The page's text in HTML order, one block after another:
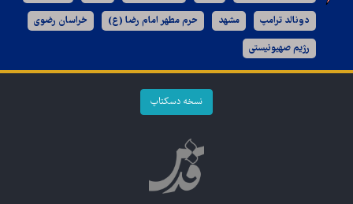
دونالد ترامپ مشهد حرم مطهر امام رضا (ع) خراسان رضوی
رژیم صهیونیستی
نسخه دسکتاپ